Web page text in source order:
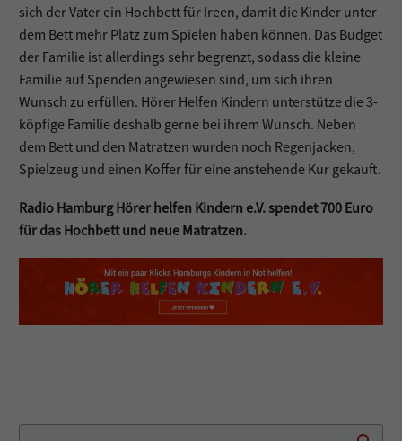
sich der Vater ein Hochbett für Ireen, damit die Kinder unter
dem Bett mehr Platz zum Spielen haben können. Das Budget
der Familie ist allerdings sehr begrenzt, sodass die kleine
Familie auf Spenden angewiesen sind, um sich ihren
Wunsch zu erfüllen. Hörer Helfen Kindern unterstütze die 3-
köpfige Familie deshalb gerne bei ihrem Wunsch. Neben
dem Bett und den Matratzen wurden noch Regenjacken,
Spielzeug und einen Koffer für eine anstehende Kur gekauft.
Radio Hamburg Hörer helfen Kindern e.V. spendet 700 Euro
für das Hochbett und neue Matratzen.